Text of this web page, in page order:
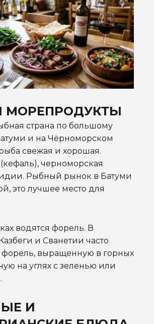
МОРЕПРОДУКТЫ
страна по большому
и на Чёрноморском
свежая и хорошая.
черноморская
Рыбный рынок в Батуми
это лучшее место для
водятся форель. В
и Сванетии часто
форель, выращенную в горных
на углях с зеленью или
И